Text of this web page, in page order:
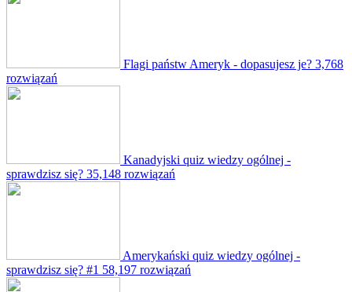
Flagi państw Ameryk - dopasujesz je? 3,768
rozwiązań
Kanadyjski quiz wiedzy ogólnej -
sprawdzisz się? 35,148 rozwiązań
Amerykański quiz wiedzy ogólnej -
sprawdzisz się? #1 58,197 rozwiązań